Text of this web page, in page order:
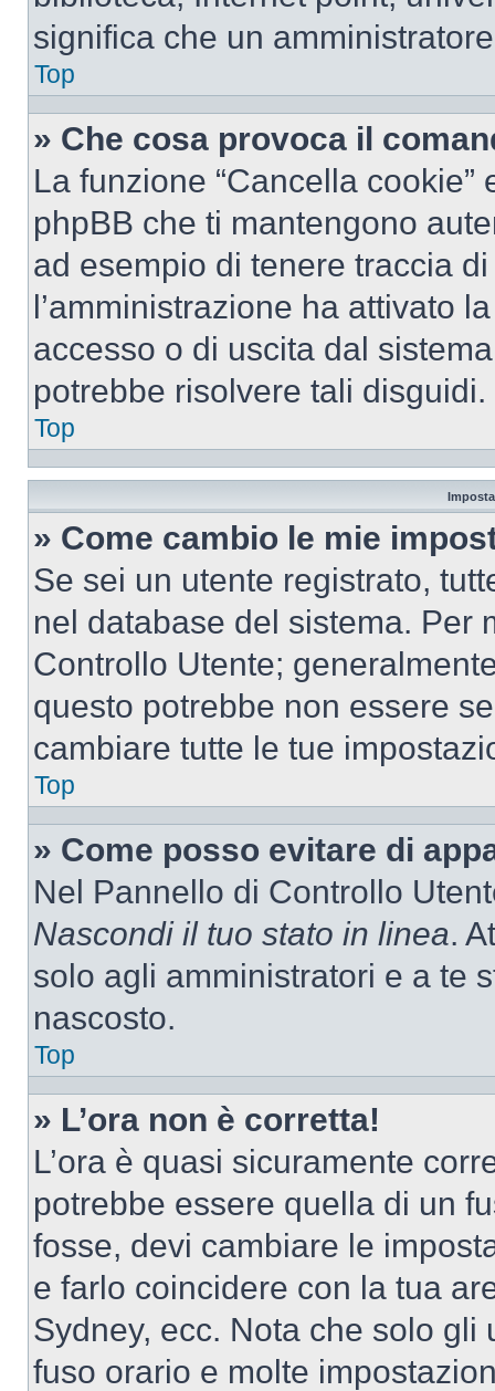
significa che un
Top
» Che cosa provoca il
La funzione “Cancella
phpBB che ti mantengono
ad esempio di tenere traccia
l’amministrazione ha attivato
accesso o di uscita dal
potrebbe risolvere tali disguidi.
Top
» Come cambio le mie
Se sei un utente registrato,
nel database del sistema. Per
Controllo Utente;
questo potrebbe non essere
cambiare tutte le tue
Top
» Come posso evitare di
Nel Pannello di Controllo
Nascondi il tuo stato in linea.
solo agli amministratori e a te
nascosto.
Top
» L’ora non è corretta!
L’ora è quasi sicuramente
potrebbe essere quella di un
fosse, devi cambiare le
e farlo coincidere con la tua
Sydney, ecc. Nota che solo
fuso orario e molte